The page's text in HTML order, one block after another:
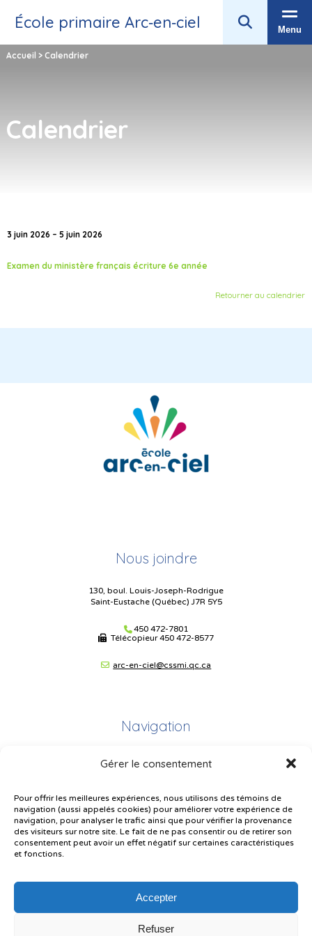
Gérer le consentement
Pour offrir les meilleures expériences, nous utilisons des témoins de
navigation (aussi appelés cookies) pour améliorer votre expérience de
navigation, pour analyser le trafic ainsi que pour vérifier la provenance
des visiteurs sur notre site. Le fait de ne pas consentir ou de retirer son
consentement peut avoir un effet négatif sur certaines caractéristiques
et fonctions.
Accepter
Refuser
École primaire Arc‑en‑ciel Menu
Accueil > Calendrier
Calendrier
3 juin 2026 – 5 juin 2026
Examen du ministère français écriture 6e année
Retourner au calendrier
Nous joindre
130, boul. Louis-Joseph-Rodrigue
Saint-Eustache (Québec) J7R 5Y5
450 472-7801
Télécopieur450 472-8577
arc-en-ciel@cssmi.qc.ca
Navigation
Plan du site
Plainte – service à l’élève
Politique de confidentialité